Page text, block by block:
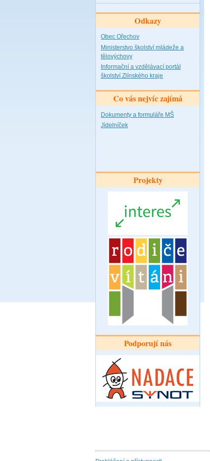
Odkazy
Obec Ořechov
Ministerstvo školství mládeže a
tělovýchovy
Informační a vzdělávací portál
školství Zlínského kraje
Co vás nejvíc zajímá
Dokumenty a formuláře MŠ
Jídelníček
Projekty
Podporují nás